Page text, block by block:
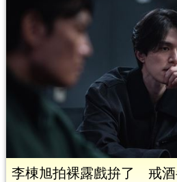
李棟旭拍裸露戲拚了 戒酒